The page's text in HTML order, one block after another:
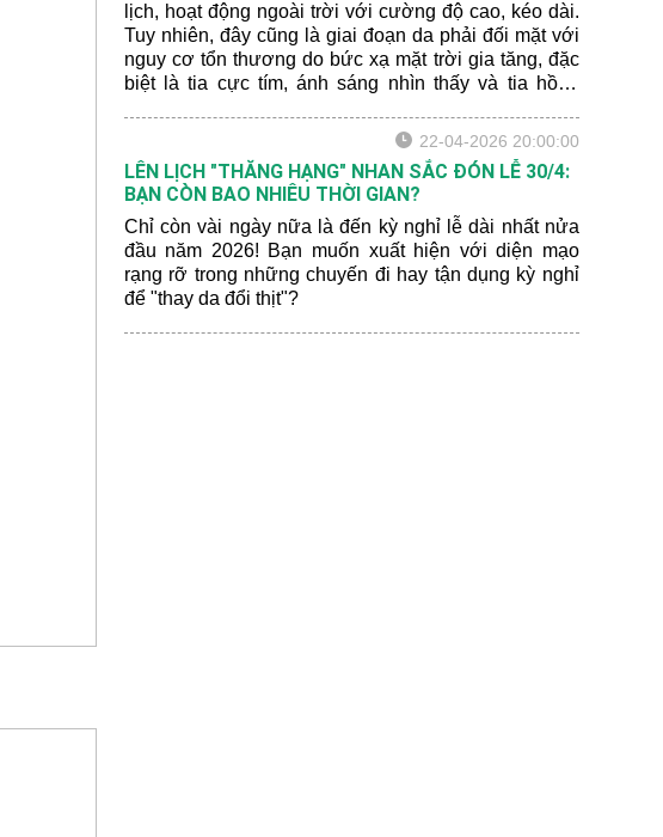
lịch, hoạt động ngoài trời với cường độ cao, kéo dài.
Tuy nhiên, đây cũng là giai đoạn da phải đối mặt với
nguy cơ tổn thương do bức xạ mặt trời gia tăng, đặc
biệt là tia cực tím, ánh sáng nhìn thấy và tia hồng
22-04-2026 20:00:00
LÊN LỊCH "THĂNG HẠNG" NHAN SẮC ĐÓN LỄ 30/4:
BẠN CÒN BAO NHIÊU THỜI GIAN?
Chỉ còn vài ngày nữa là đến kỳ nghỉ lễ dài nhất nửa
đầu năm 2026! Bạn muốn xuất hiện với diện mạo
rạng rỡ trong những chuyến đi hay tận dụng kỳ nghỉ
để "thay da đổi thịt"?